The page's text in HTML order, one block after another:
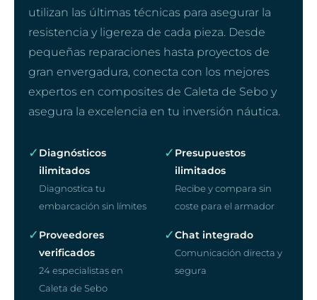
utilizan las últimas técnicas para asegurar la
resistencia y ligereza de cada pieza. Desde
pequeñas reparaciones hasta proyectos de
gran envergadura, conecta con los mejores
expertos en composites de Caleta de Sebo y
asegura la excelencia en tu inversión náutica.
✓ Diagnósticos
ilimitados
Diagnostica tu
embarcación sin límites
✓ Presupuestos
ilimitados
Recibe y compara sin
coste para el armador
✓ Proveedores
verificados
24 especialistas en
Caleta de Sebo
✓Chat integrado
Comunicación directa y
segura